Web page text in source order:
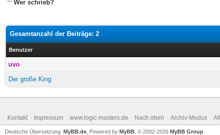
Wer schrieb?
Gesamtanzahl der Beiträge: 2
Benutzer
uvo
Der große King
Kontakt Impressum www.logic-masters.de Nach oben Archiv-Modus
Deutsche Übersetzung: MyBB.de , Powered by MyBB , © 2002-2026 MyBB Group